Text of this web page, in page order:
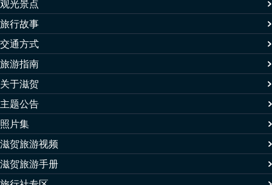
观光景点
旅行故事
交通方式
旅游指南
关于滋贺
主题公告
照片集
滋贺旅游视频
滋贺旅游手册